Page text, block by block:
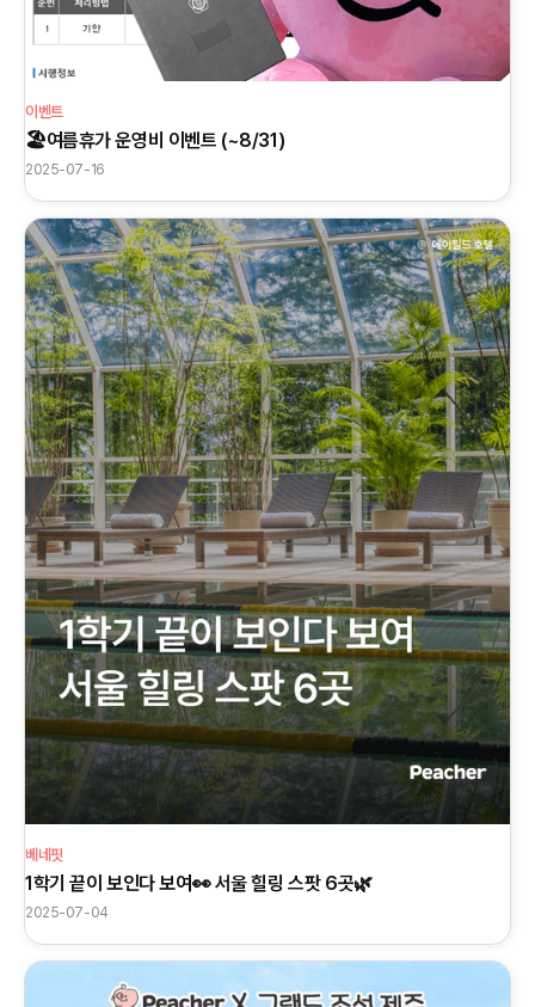
이벤트
🏖️여름휴가 운영비 이벤트 (~8/31)
2025-07-16
베네핏
1학기 끝이 보인다 보여👀 서울 힐링 스팟 6곳🌿
2025-07-04